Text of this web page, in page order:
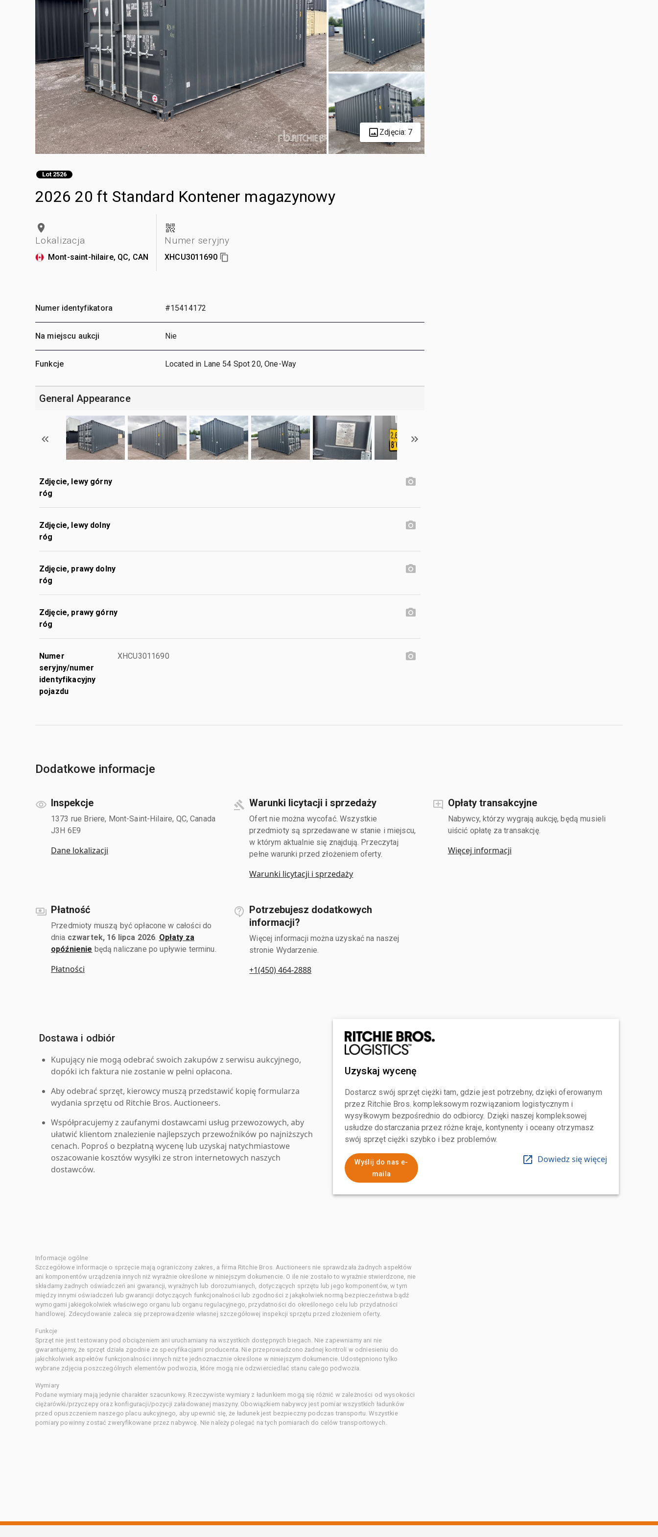
Zdjęcia: 7
Lot 2526
2026 20 ft Standard Kontener magazynowy
Lokalizacja
Mont-saint-hilaire, QC, CAN
Numer seryjny
XHCU3011690
Numer identyfikatora #15414172
Na miejscu aukcji Nie
Funkcje Located in Lane 54 Spot 20, One-Way
General Appearance
Zdjęcie, lewy górny
róg
Zdjęcie, lewy dolny
róg
Zdjęcie, prawy dolny
róg
Zdjęcie, prawy górny
róg
Numer
seryjny/numer
identyfikacyjny
pojazdu
XHCU3011690
Dodatkowe informacje
Inspekcje
1373 rue Briere, Mont-Saint-Hilaire, QC, Canada
J3H 6E9
Dane lokalizacji
Warunki licytacji i sprzedaży
Ofert nie można wycofać. Wszystkie
przedmioty są sprzedawane w stanie i miejscu,
w którym aktualnie się znajdują. Przeczytaj
pełne warunki przed złożeniem oferty.
Warunki licytacji i sprzedaży
Opłaty transakcyjne
Nabywcy, którzy wygrają aukcję, będą musieli
uiścić opłatę za transakcję.
Więcej informacji
Płatność
Przedmioty muszą być opłacone w całości do
dnia czwartek, 16 lipca 2026 Opłaty za
opóźnienie będą naliczane po upływie terminu.
Płatności
Potrzebujesz dodatkowych
informacji?
Więcej informacji można uzyskać na naszej
stronie Wydarzenie.
+1(450) 464-2888
Dostawa i odbiór
Kupujący nie mogą odebrać swoich zakupów z serwisu aukcyjnego,
dopóki ich faktura nie zostanie w pełni opłacona.
Aby odebrać sprzęt, kierowcy muszą przedstawić kopię formularza
wydania sprzętu od Ritchie Bros. Auctioneers.
Współpracujemy z zaufanymi dostawcami usług przewozowych, aby
ułatwić klientom znalezienie najlepszych przewoźników po najniższych
cenach. Poproś o bezpłatną wycenę lub uzyskaj natychmiastowe
oszacowanie kosztów wysyłki ze stron internetowych naszych
dostawców.
Uzyskaj wycenę
Dostarcz swój sprzęt ciężki tam, gdzie jest potrzebny, dzięki oferowanym
przez Ritchie Bros. kompleksowym rozwiązaniom logistycznym i
wysyłkowym bezpośrednio do odbiorcy. Dzięki naszej kompleksowej
usłudze dostarczania przez różne kraje, kontynenty i oceany otrzymasz
swój sprzęt ciężki szybko i bez problemów.
Wyślij do nas e-
maila
Dowiedz się więcej
Informacje ogólne
Szczegółowe informacje o sprzęcie mają ograniczony zakres, a firma Ritchie Bros. Auctioneers nie sprawdzała żadnych aspektów
ani komponentów urządzenia innych niż wyraźnie określone w niniejszym dokumencie. O ile nie zostało to wyraźnie stwierdzone, nie
składamy żadnych oświadczeń ani gwarancji, wyraźnych lub dorozumianych, dotyczących sprzętu lub jego komponentów, w tym
między innymi oświadczeń lub gwarancji dotyczących funkcjonalności lub zgodności z jakąkolwiek normą bezpieczeństwa bądź
wymogami jakiegokolwiek właściwego organu lub organu regulacyjnego, przydatności do określonego celu lub przydatności
handlowej. Zdecydowanie zaleca się przeprowadzenie własnej szczegółowej inspekcji sprzętu przed złożeniem oferty.
Funkcje
Sprzęt nie jest testowany pod obciążeniem ani uruchamiany na wszystkich dostępnych biegach. Nie zapewniamy ani nie
gwarantujemy, że sprzęt działa zgodnie ze specyfikacjami producenta. Nie przeprowadzono żadnej kontroli w odniesieniu do
jakichkolwiek aspektów funkcjonalności innych niż te jednoznacznie określone w niniejszym dokumencie. Udostępniono tylko
wybrane zdjęcia poszczególnych elementów podwozia, które mogą nie odzwierciedlać stanu całego podwozia.
Wymiary
Podane wymiary mają jedynie charakter szacunkowy. Rzeczywiste wymiary z ładunkiem mogą się różnić w zależności od wysokości
ciężarówki/przyczepy oraz konfiguracji/pozycji załadowanej maszyny. Obowiązkiem nabywcy jest pomiar wszystkich ładunków
przed opuszczeniem naszego placu aukcyjnego, aby upewnić się, że ładunek jest bezpieczny podczas transportu. Wszystkie
pomiary powinny zostać zweryfikowane przez nabywcę. Nie należy polegać na tych pomiarach do celów transportowych.